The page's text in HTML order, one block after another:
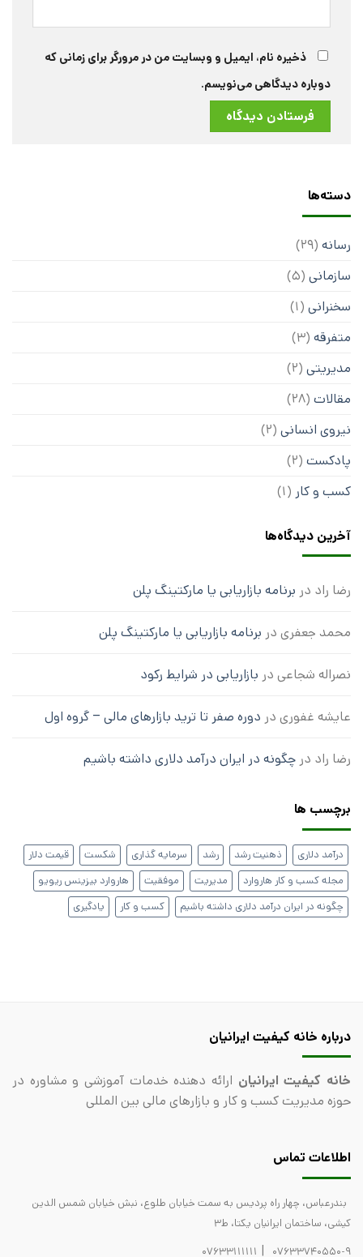
ذخیره نام، ایمیل و وبسایت من در مرورگر برای زمانی که
دوباره دیدگاهی می‌نویسم.
دسته‌ها
رسانه (29)
سازمانی (5)
سخنرانی (1)
متفرقه (3)
مدیریتی (2)
مقالات (28)
نیروی انسانی (2)
پادکست (2)
کسب و کار (1)
آخرین دیدگاه‌ها
رضا راد در برنامه بازاریابی یا مارکتینگ پلن
محمد جعفری در برنامه بازاریابی یا مارکتینگ پلن
نصراله شجاعی در بازاریابی در شرایط رکود
عایشه غفوری در دوره صفر تا ترید بازارهای مالی – گروه اول
رضا راد در چگونه در ایران درآمد دلاری داشته باشیم
برچسب ها
درآمد دلاری ذهنیت رشد رشد سرمایه گذاری شکست
قیمت دلار
مجله کسب و کار هاروارد
مدیریت موفقیت
هاروارد بیزینس ریویو
چگونه در ایران درآمد دلاری داشته باشیم
کسب و کار یادگیری
درباره خانه کیفیت ایرانیان
خانه کیفیت ایرانیان ارائه دهنده خدمات آموزشی و مشاوره در
حوزه مدیریت کسب و کار و بازارهای مالی بین المللی
اطلاعات تماس
بندرعباس، چهار راه پردیس به سمت خیابان طلوع، نبش خیابان شمس الدین
کیشی، ساختمان ایرانیان یکتا، ط3
07633740550-9
|
07633111111